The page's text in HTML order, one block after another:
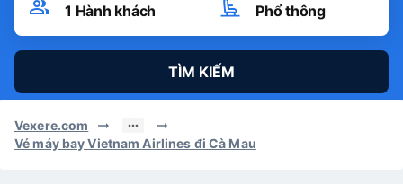
1 Hành khách Phổ thông
TÌM KIẾM
Vexere.com
Vé máy bay Vietnam Airlines đi Cà Mau